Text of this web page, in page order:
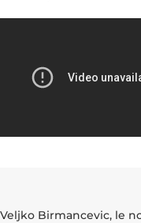
Birmancevic, le